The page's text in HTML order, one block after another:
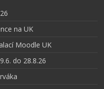
na UK
Moodle UK
do 28.8.26